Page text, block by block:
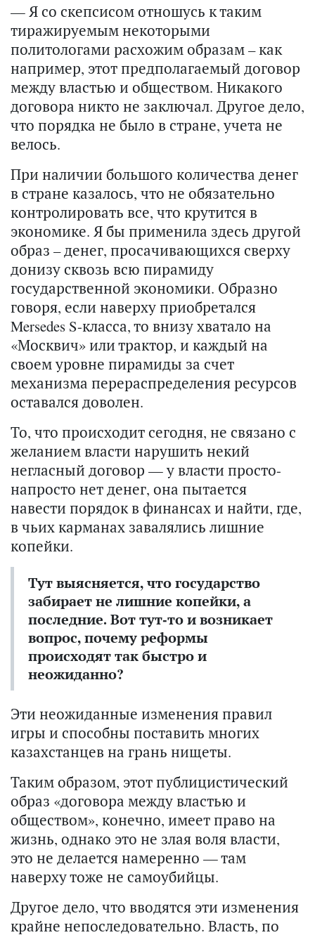
— Я со скепсисом отношусь к таким
тиражируемым некоторыми
политологами расхожим образам – как
например, этот предполагаемый договор
между властью и обществом. Никакого
договора никто не заключал. Другое дело,
что порядка не было в стране, учета не
велось.
При наличии большого количества денег
в стране казалось, что не обязательно
контролировать все, что крутится в
экономике. Я бы применила здесь другой
образ – денег, просачивающихся сверху
донизу сквозь всю пирамиду
государственной экономики. Образно
говоря, если наверху приобретался
Mersedes S-класса, то внизу хватало на
«Москвич» или трактор, и каждый на
своем уровне пирамиды за счет
механизма перераспределения ресурсов
оставался доволен.
То, что происходит сегодня, не связано с
желанием власти нарушить некий
негласный договор — у власти просто-
напросто нет денег, она пытается
навести порядок в финансах и найти, где,
в чьих карманах завалялись лишние
копейки.
Тут выясняется, что государство
забирает не лишние копейки, а
последние. Вот тут-то и возникает
вопрос, почему реформы
происходят так быстро и
неожиданно?
Эти неожиданные изменения правил
игры и способны поставить многих
казахстанцев на грань нищеты.
Таким образом, этот публицистический
образ «договора между властью и
обществом», конечно, имеет право на
жизнь, однако это не злая воля власти,
это не делается намеренно — там
наверху тоже не самоубийцы.
Другое дело, что вводятся эти изменения
крайне непоследовательно. Власть, по